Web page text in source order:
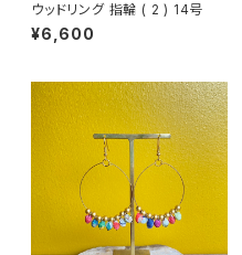
ウッドリング 指輪 ( 2 ) 14号
¥6,600